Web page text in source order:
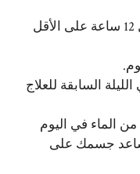
يجب حلق منطقة العلاج قبل 12 ساعة على الأقل
السابقة للعلاج
الماء في اليوم
جسمك على